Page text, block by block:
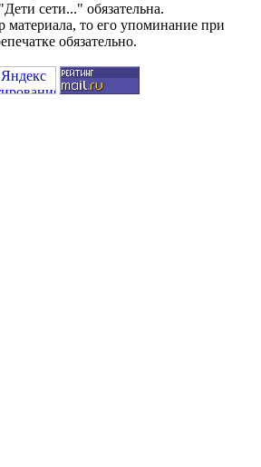
сети..." обязательна.
материала, то его упоминание при
обязательно.